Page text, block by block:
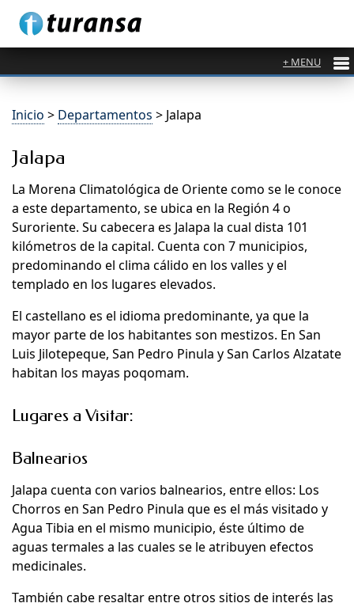
Inicio > Departamentos > Jalapa
Jalapa
La Morena Climatológica de Oriente como se le conoce
a este departamento, se ubica en la Región 4 o
Suroriente. Su cabecera es Jalapa la cual dista 101
kilómetros de la capital. Cuenta con 7 municipios,
predominando el clima cálido en los valles y el
templado en los lugares elevados.
El castellano es el idioma predominante, ya que la
mayor parte de los habitantes son mestizos. En San
Luis Jilotepeque, San Pedro Pinula y San Carlos Alzatate
habitan los mayas poqomam.
Lugares a Visitar:
Balnearios
Jalapa cuenta con varios balnearios, entre ellos: Los
Chorros en San Pedro Pinula que es el más visitado y
Agua Tibia en el mismo municipio, éste último de
aguas termales a las cuales se le atribuyen efectos
medicinales.
También cabe resaltar entre otros sitios de interés las